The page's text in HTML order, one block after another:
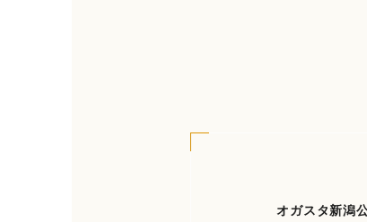
オガスタ新潟